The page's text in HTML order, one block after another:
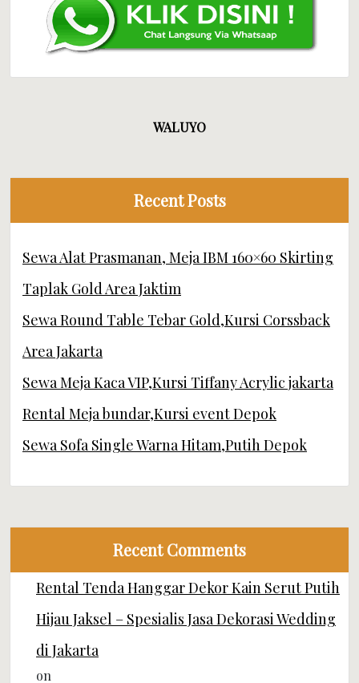
WALUYO
Recent Posts
Sewa Alat Prasmanan, Meja IBM 160×60 Skirting
Taplak Gold Area Jaktim
Sewa Round Table Tebar Gold,Kursi Corssback
Area Jakarta
Sewa Meja Kaca VIP,Kursi Tiffany Acrylic jakarta
Rental Meja bundar,Kursi event Depok
Sewa Sofa Single Warna Hitam,Putih Depok
Recent Comments
Rental Tenda Hanggar Dekor Kain Serut Putih
Hijau Jaksel – Spesialis Jasa Dekorasi Wedding
di Jakarta
on